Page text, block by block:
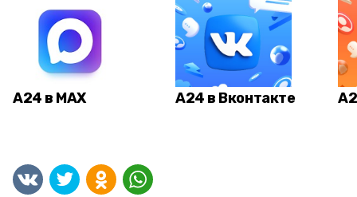
А24 в MAX А24 в Вконтакте